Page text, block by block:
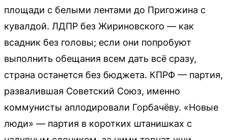
площади с белыми лентами до Пригожина с
кувалдой. ЛДПР без Жириновского — как
всадник без головы; если они попробуют
выполнить обещания всем дать всё сразу,
страна останется без бюджета. КПРФ — партия,
развалившая Советский Союз, именно
коммунисты аплодировали Горбачёву. «Новые
люди» — партия в коротких штанишках с